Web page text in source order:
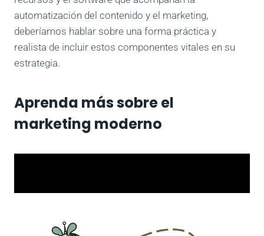
automatización del contenido y el marketing,
deberíamos hablar sobre una forma práctica y
realista de incluir estos componentes vitales en su
estrategia.
Aprenda más sobre el
marketing moderno